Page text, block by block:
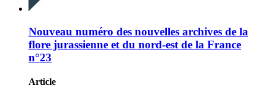
Nouveau numéro des nouvelles archives de la
flore jurassienne et du nord-est de la France
n°23
Article